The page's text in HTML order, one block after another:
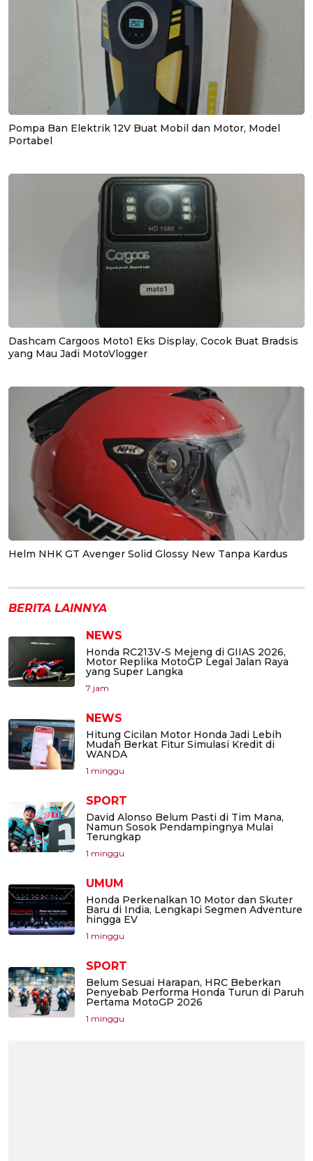
Pompa Ban Elektrik 12V Buat Mobil dan Motor, Model
Portabel
Dashcam Cargoos Moto1 Eks Display, Cocok Buat Bradsis
yang Mau Jadi MotoVlogger
Helm NHK GT Avenger Solid Glossy New Tanpa Kardus
BERITA LAINNYA
NEWS
Honda RC213V-S Mejeng di GIIAS 2026,
Motor Replika MotoGP Legal Jalan Raya
yang Super Langka
7 jam
NEWS
Hitung Cicilan Motor Honda Jadi Lebih
Mudah Berkat Fitur Simulasi Kredit di
WANDA
1 minggu
SPORT
David Alonso Belum Pasti di Tim Mana,
Namun Sosok Pendampingnya Mulai
Terungkap
1 minggu
UMUM
Honda Perkenalkan 10 Motor dan Skuter
Baru di India, Lengkapi Segmen Adventure
hingga EV
1 minggu
SPORT
Belum Sesuai Harapan, HRC Beberkan
Penyebab Performa Honda Turun di Paruh
Pertama MotoGP 2026
1 minggu